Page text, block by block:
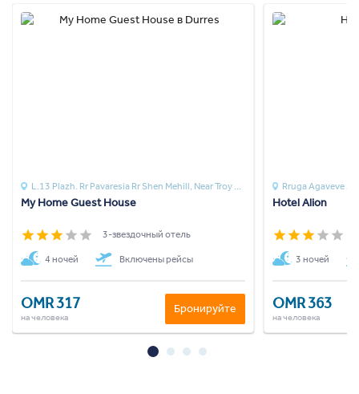
L.13 Plazh. Rr Pavaresia Rr Shen Mehill, Near Troy Restaurant
My Home Guest House
3-звездочный отель
4 ночей Включены рейсы
OMR 317
на человека
Бронируйте
Rruga Agaveve 36
Hotel Alion
3 ночей
OMR 363
на человека